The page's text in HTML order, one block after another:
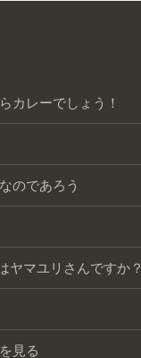
カレーでしょう！
のであろう
ヤマユリさんですか？
見る